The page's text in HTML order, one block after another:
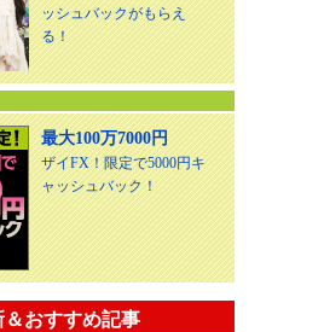
ッシュバックがもらえ
る！
最大100万7000円
ザイFX！限定で5000円キ
ャッシュバック！
おすすめ記事